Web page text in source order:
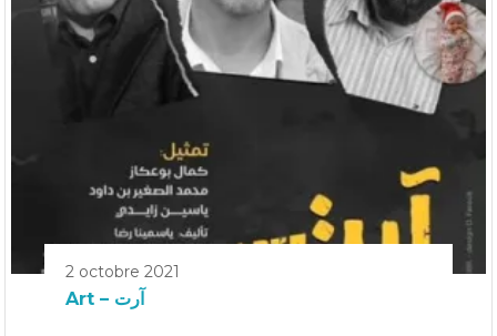
2 octobre 2021
Art – آرت